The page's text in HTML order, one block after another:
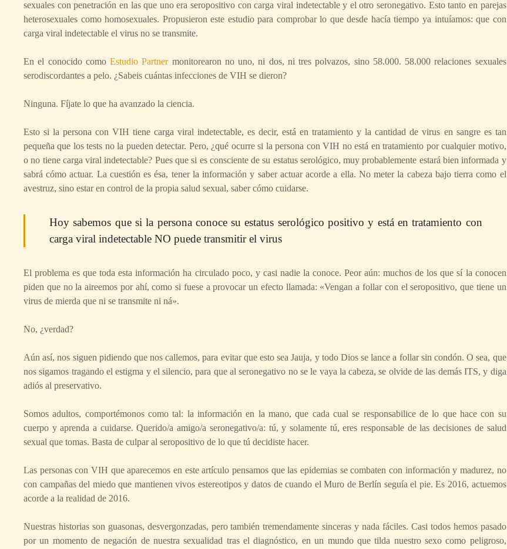
sexuales con penetración en las que uno era seropositivo con carga viral indetectable y el otro seronegativo. Esto tanto en parejas
heterosexuales como homosexuales. Propusieron este estudio para comprobar lo que desde hacía tiempo ya intuíamos: que con
carga viral indetectable el virus no se transmite.
En el conocido comoEstudio Partnermonitorearon no uno, ni dos, ni tres polvazos, sino 58.000. 58.000 relaciones sexuales
serodiscordantes a pelo. ¿Sabeis cuántas infecciones de VIH se dieron?
Ninguna. Fíjate lo que ha avanzado la ciencia.
Esto si la persona con VIH tiene carga viral indetectable, es decir, está en tratamiento y la cantidad de virus en sangre es tan
pequeña que los tests no la pueden detectar. Pero, ¿qué ocurre si la persona con VIH no está en tratamiento por cualquier motivo,
o no tiene carga viral indetectable? Pues que si es consciente de su estatus serológico, muy probablemente estará bien informada y
sabrá cómo actuar. La cuestión es ésa, tener la información y saber actuar acorde a ella. No meter la cabeza bajo tierra como el
avestruz, sino estar en control de la propia salud sexual, saber cómo cuidarse.
Hoy sabemos que si la persona conoce su estatus serológico positivo y está en tratamiento con
carga viral indetectableNO puede transmitir el virus
El problema es que toda esta información ha circulado poco, y casi nadie la conoce. Peor aún: muchos de los que sí la conocen
piden que no la aireemos por ahí, como si fuese a provocar un efecto llamada: «Vengan a follar con el seropositivo, que tiene un
virus de mierda que ni se transmite ni ná».
No, ¿verdad?
Aún así, nos siguen pidiendo que nos callemos, para evitar que esto sea Jauja, y todo Dios se lance a follar sin condón. O sea, que
nos sigamos tragando el estigma y el silencio, para que al seronegativo no se le vaya la cabeza, se olvide de las demás ITS, y diga
adiós al preservativo.
Somos adultos, comportémonos como tal: la información en la mano, que cada cual se responsabilice de lo que hace con su
cuerpo y aprenda a cuidarse. Querido/a amigo/a seronegativo/a: tú, y solamente tú, eres responsable de las decisiones de salud
sexual que tomas. Basta de culpar al seropositivo de lo que tú decidiste hacer.
Las personas con VIH que aparecemos en este artículo pensamos que las epidemias se combaten con información y madurez, no
con campañas del miedo que mantienen vivos estereotipos y datos de cuando el Muro de Berlín seguía el pie. Es 2016, actuemos
acorde a la realidad de 2016.
Nuestras historias son guasonas, desvergonzadas, pero también tremendamente sinceras y nada fáciles. Casi todos hemos pasado
por un momento de negación de nuestra sexualidad tras el diagnóstico, en un mundo que tilda nuestro sexo como peligroso,